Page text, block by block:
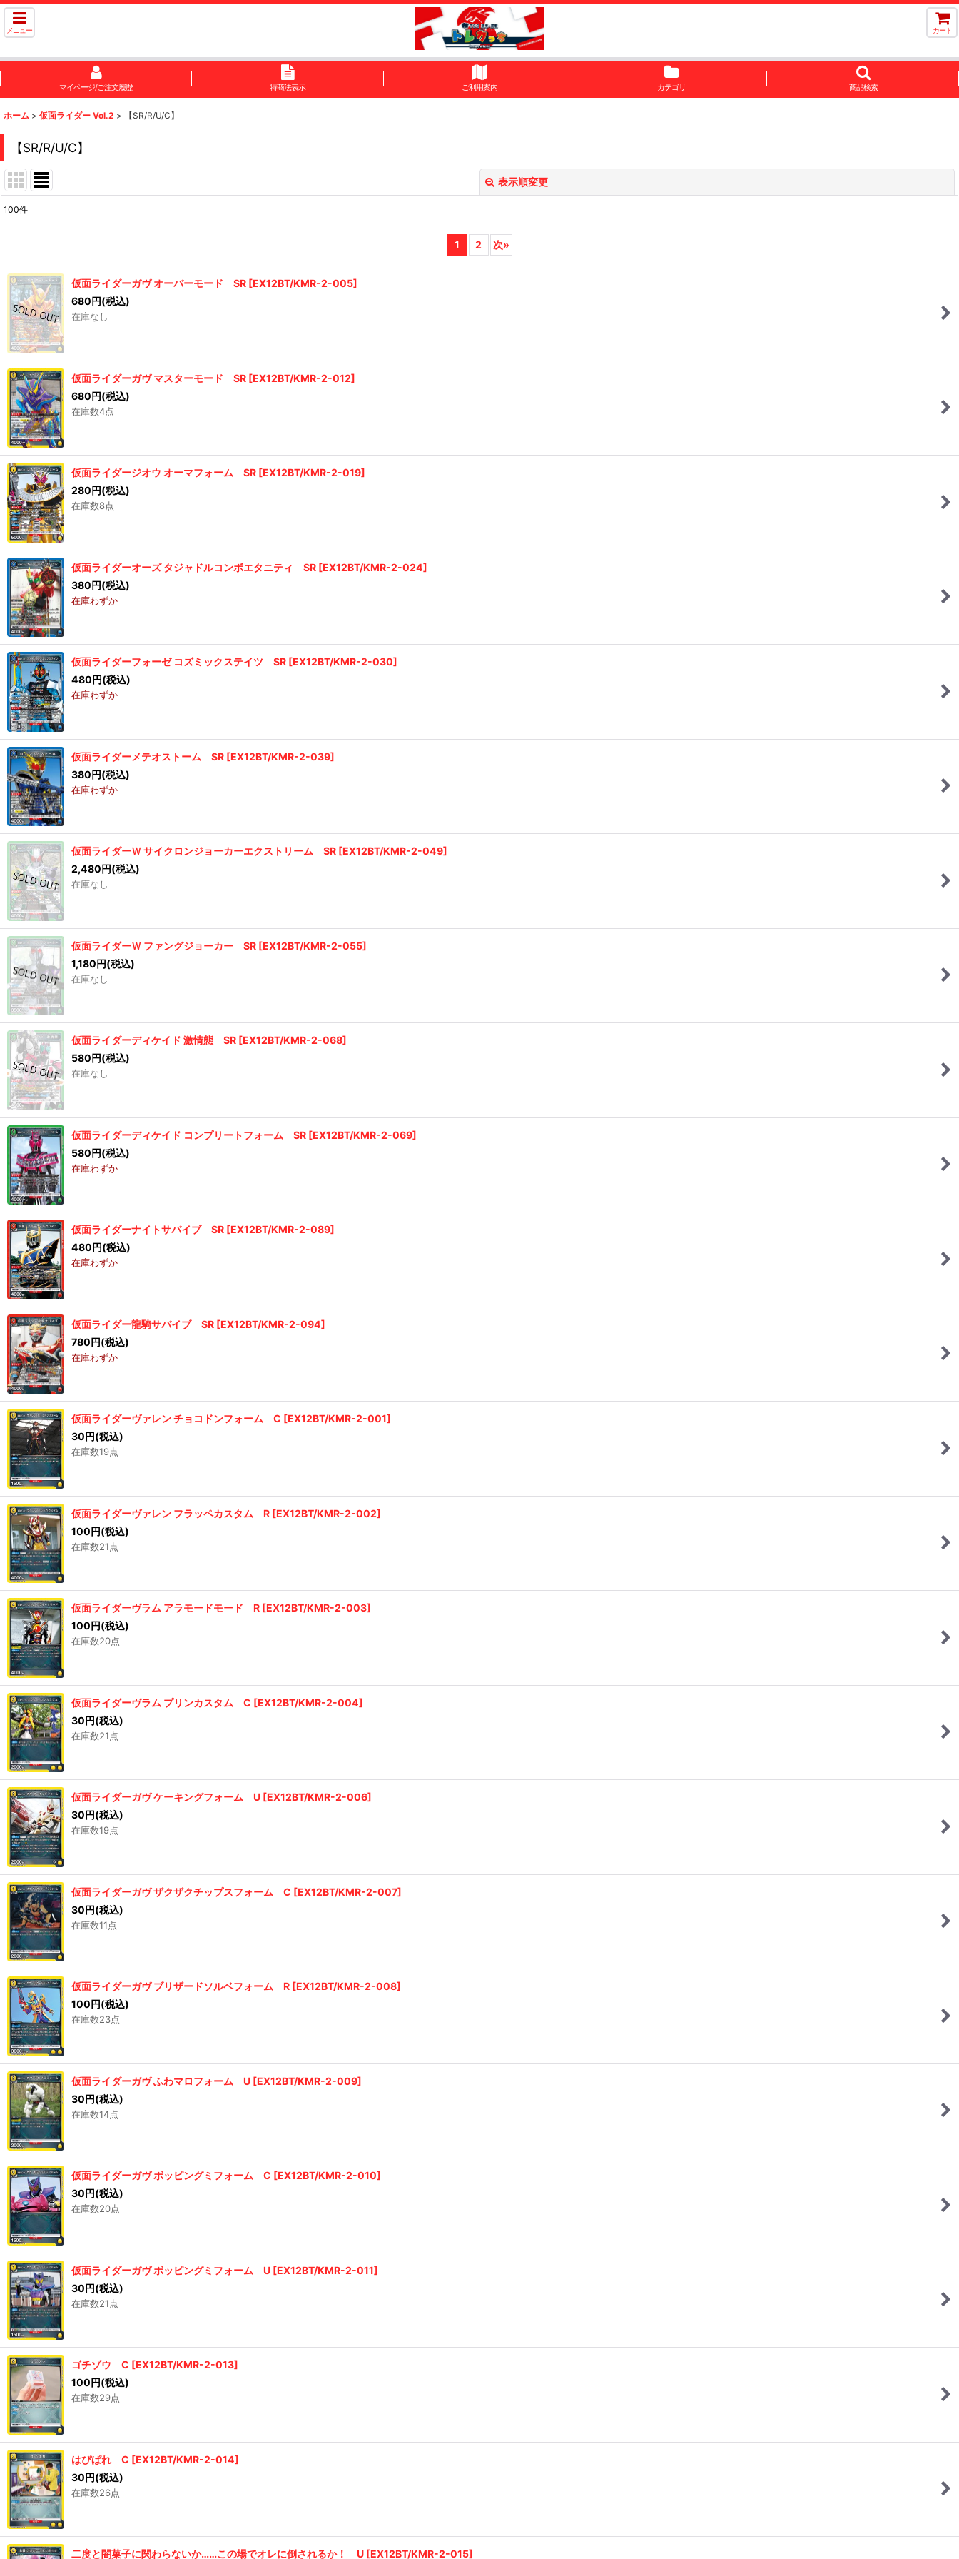
メニュー カート
マイページ/ご注文履歴 特商法表示 ご利用案内 カテゴリ 商品検索
ホーム > 仮面ライダー Vol.2 > 【SR/R/U/C】
【SR/R/U/C】
表示順変更
並び順:
100件
1 2 次»
仮面ライダーガヴ オーバーモード SR [EX12BT/KMR-2-005]
680円(税込)
在庫なし
仮面ライダーガヴ マスターモード SR [EX12BT/KMR-2-012]
680円(税込)
在庫数4点
仮面ライダージオウ オーマフォーム SR [EX12BT/KMR-2-019]
280円(税込)
在庫数8点
仮面ライダーオーズ タジャドルコンボエタニティ SR [EX12BT/KMR-2-024]
380円(税込)
在庫わずか
仮面ライダーフォーゼ コズミックステイツ SR [EX12BT/KMR-2-030]
480円(税込)
在庫わずか
仮面ライダーメテオストーム SR [EX12BT/KMR-2-039]
380円(税込)
在庫わずか
仮面ライダーＷ サイクロンジョーカーエクストリーム SR [EX12BT/KMR-2-049]
2,480円(税込)
在庫なし
仮面ライダーＷ ファングジョーカー SR [EX12BT/KMR-2-055]
1,180円(税込)
在庫なし
仮面ライダーディケイド 激情態 SR [EX12BT/KMR-2-068]
580円(税込)
在庫なし
仮面ライダーディケイド コンプリートフォーム SR [EX12BT/KMR-2-069]
580円(税込)
在庫わずか
仮面ライダーナイトサバイブ SR [EX12BT/KMR-2-089]
480円(税込)
在庫わずか
仮面ライダー龍騎サバイブ SR [EX12BT/KMR-2-094]
780円(税込)
在庫わずか
仮面ライダーヴァレン チョコドンフォーム C [EX12BT/KMR-2-001]
30円(税込)
在庫数19点
仮面ライダーヴァレン フラッペカスタム R [EX12BT/KMR-2-002]
100円(税込)
在庫数21点
仮面ライダーヴラム アラモードモード R [EX12BT/KMR-2-003]
100円(税込)
在庫数20点
仮面ライダーヴラム プリンカスタム C [EX12BT/KMR-2-004]
30円(税込)
在庫数21点
仮面ライダーガヴ ケーキングフォーム U [EX12BT/KMR-2-006]
30円(税込)
在庫数19点
仮面ライダーガヴ ザクザクチップスフォーム C [EX12BT/KMR-2-007]
30円(税込)
在庫数11点
仮面ライダーガヴ ブリザードソルベフォーム R [EX12BT/KMR-2-008]
100円(税込)
在庫数23点
仮面ライダーガヴ ふわマロフォーム U [EX12BT/KMR-2-009]
30円(税込)
在庫数14点
仮面ライダーガヴ ポッピングミフォーム C [EX12BT/KMR-2-010]
30円(税込)
在庫数20点
仮面ライダーガヴ ポッピングミフォーム U [EX12BT/KMR-2-011]
30円(税込)
在庫数21点
ゴチゾウ C [EX12BT/KMR-2-013]
100円(税込)
在庫数29点
はぴぱれ C [EX12BT/KMR-2-014]
30円(税込)
在庫数26点
二度と闇菓子に関わらないか……この場でオレに倒されるか！ U [EX12BT/KMR-2-015]